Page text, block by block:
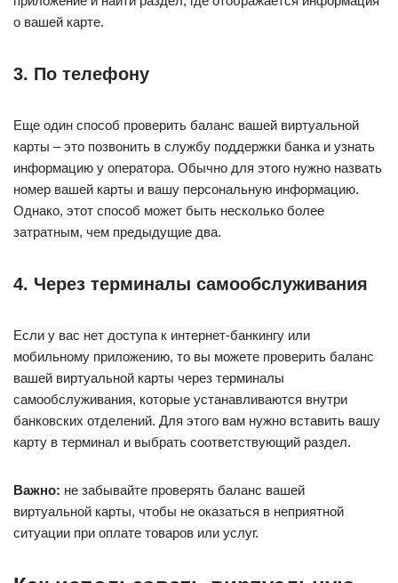
о вашей карте.
3. По телефону
Еще один способ проверить баланс вашей виртуальной
карты – это позвонить в службу поддержки банка и узнать
информацию у оператора. Обычно для этого нужно назвать
номер вашей карты и вашу персональную информацию.
Однако, этот способ может быть несколько более
затратным, чем предыдущие два.
4. Через терминалы самообслуживания
Если у вас нет доступа к интернет-банкингу или
мобильному приложению, то вы можете проверить баланс
вашей виртуальной карты через терминалы
самообслуживания, которые устанавливаются внутри
банковских отделений. Для этого вам нужно вставить вашу
карту в терминал и выбрать соответствующий раздел.
Важно: не забывайте проверять баланс вашей
виртуальной карты, чтобы не оказаться в неприятной
ситуации при оплате товаров или услуг.